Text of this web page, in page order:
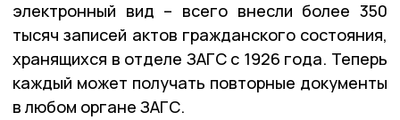
электронный вид – всего внесли более 350
тысяч записей актов гражданского состояния,
хранящихся в отделе ЗАГС с 1926 года. Теперь
каждый может получать повторные документы
в любом органе ЗАГС.